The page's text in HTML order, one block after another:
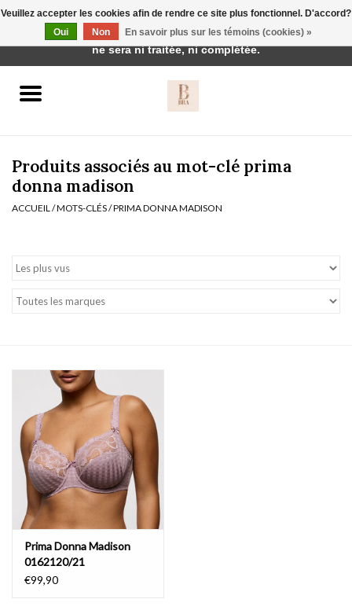
vêtements de nuit
Homewear
Lingerie-accessoires
Cartes-cadeaux
Produits associés au mot-clé prima
donna madison
ACCUEIL /MOTS-CLÉS/PRIMA DONNA MADISON
Prima Donna Madison
0162120/21
€99,90
Veuillez accepter les cookies afin de rendre ce site plus fonctionnel. D'accord?
Oui
Non En savoir plus sur les témoins (cookies) »
Cette boutique est en construction. Toute commande passée
ne sera ni traitée, ni complétée.